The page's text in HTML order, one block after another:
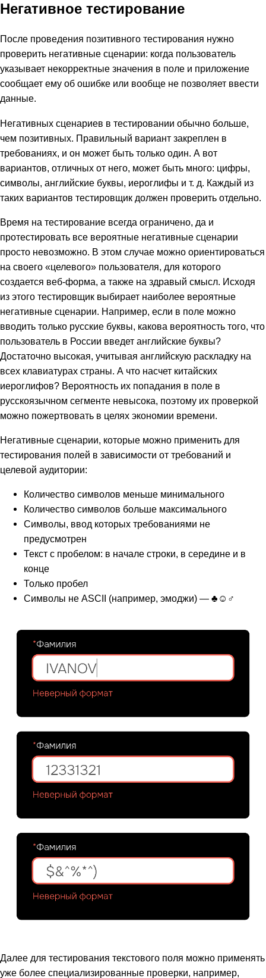
Негативное тестирование
После проведения позитивного тестирования нужно
проверить негативные сценарии: когда пользователь
указывает некорректные значения в поле и приложение
сообщает ему об ошибке или вообще не позволяет ввести
данные.
Негативных сценариев в тестировании обычно больше,
чем позитивных. Правильный вариант закреплен в
требованиях, и он может быть только один. А вот
вариантов, отличных от него, может быть много: цифры,
символы, английские буквы, иероглифы и т. д. Каждый из
таких вариантов тестировщик должен проверить отдельно.
Время на тестирование всегда ограничено, да и
протестировать все вероятные негативные сценарии
просто невозможно. В этом случае можно ориентироваться
на своего «целевого» пользователя, для которого
создается веб-форма, а также на здравый смысл. Исходя
из этого тестировщик выбирает наиболее вероятные
негативные сценарии. Например, если в поле можно
вводить только русские буквы, какова вероятность того, что
пользователь в России введет английские буквы?
Достаточно высокая, учитывая английскую раскладку на
всех клавиатурах страны. А что насчет китайских
иероглифов? Вероятность их попадания в поле в
русскоязычном сегменте невысока, поэтому их проверкой
можно пожертвовать в целях экономии времени.
Негативные сценарии, которые можно применить для
тестирования полей в зависимости от требований и
целевой аудитории:
Количество символов меньше минимального
Количество символов больше максимального
Символы, ввод которых требованиями не
предусмотрен
Текст с пробелом: в начале строки, в середине и в
конце
Только пробел
Символы не ASCII (например, эмоджи) — ♣☺♂
Далее для тестирования текстового поля можно применять
уже более специализированные проверки, например,